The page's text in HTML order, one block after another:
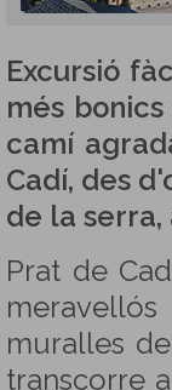
Excursió
més
camí
Cadí, des
de la serra,
Prat de
muralles
transcorre